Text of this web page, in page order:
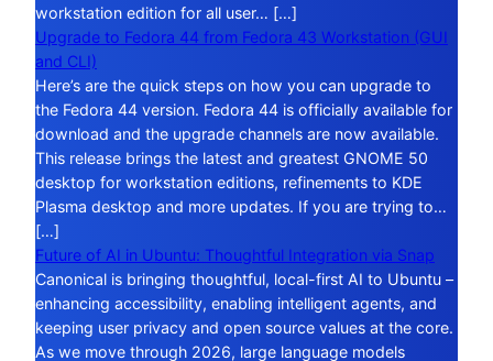
workstation edition for all user… […]
Upgrade to Fedora 44 from Fedora 43 Workstation (GUI
and CLI)
Here’s are the quick steps on how you can upgrade to
the Fedora 44 version. Fedora 44 is officially available for
download and the upgrade channels are now available.
This release brings the latest and greatest GNOME 50
desktop for workstation editions, refinements to KDE
Plasma desktop and more updates. If you are trying to…
[…]
Future of AI in Ubuntu: Thoughtful Integration via Snap
Canonical is bringing thoughtful, local-first AI to Ubuntu –
enhancing accessibility, enabling intelligent agents, and
keeping user privacy and open source values at the core.
As we move through 2026, large language models